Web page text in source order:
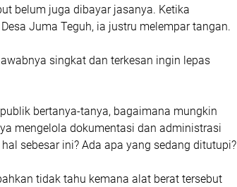
belum juga dibayar jasanya. Ketika
Juma Teguh, ia justru melempar tangan.
singkat dan terkesan ingin lepas
bertanya-tanya, bagaimana mungkin
mengelola dokumentasi dan administrasi
sebesar ini? Ada apa yang sedang ditutupi?
tidak tahu kemana alat berat tersebut